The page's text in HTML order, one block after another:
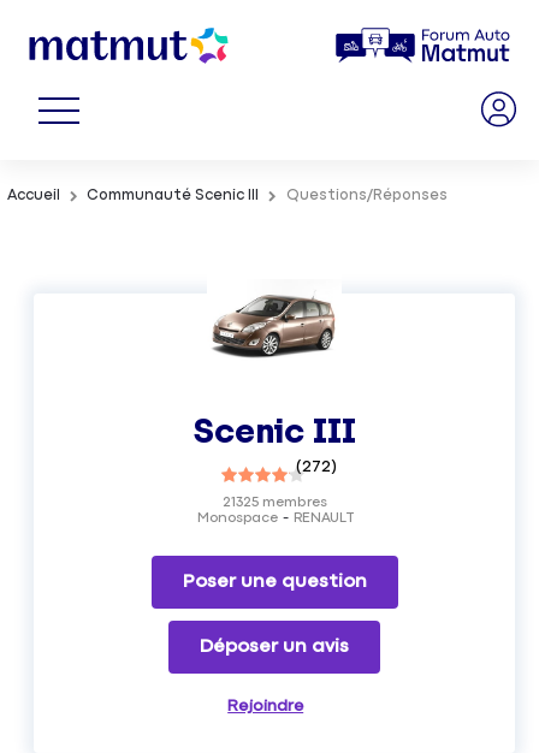
Accueil Communauté Scenic III Questions/Réponses
Scenic III
(272)
Monospace RENAULT
21325membres
Poser une question
Déposer un avis
Rejoindre